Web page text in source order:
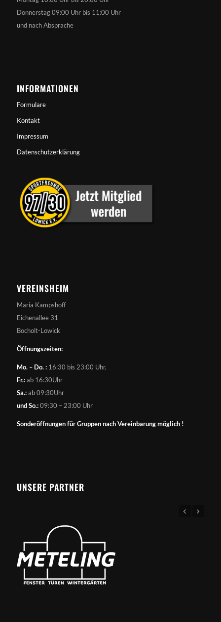
Donnerstag 09:00 Uhr bis 11:00 Uhr
und nach Absprache
INFORMATIONEN
Formulare
Kontakt
Impressum
Datenschutzerklärung
VEREINSHEIM
Maria Kampshoff
Eichenallee 31
Bocholt-Lowick
Öffnungszeiten:
Mo. – Do. :16:30 bis 23:00 Uhr,
Fr.:ab 16:30Uhr
Sa.:ab 09:30Uhr
und So.:09:30 – 23:00 Uhr
Sonderöffnungen für Gruppen nach Vereinbarung möglich !
UNSERE PARTNER